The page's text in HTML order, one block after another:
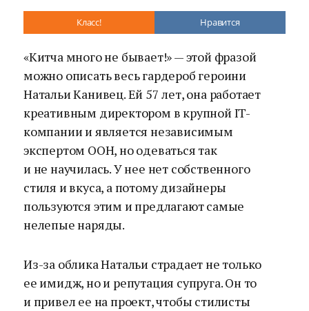
Класс! Нравится
«Китча много не бывает!» — этой фразой
можно описать весь гардероб героини
Натальи Канивец. Ей 57 лет, она работает
креативным директором в крупной IT-
компании и является независимым
экспертом ООН, но одеваться так
и не научилась. У нее нет собственного
стиля и вкуса, а потому дизайнеры
пользуются этим и предлагают самые
нелепые наряды.
Из-за облика Натальи страдает не только
ее имидж, но и репутация супруга. Он то
и привел ее на проект, чтобы стилисты